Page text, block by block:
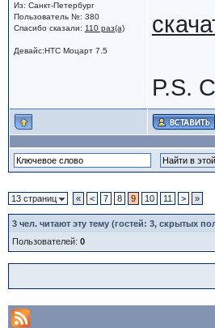
Из: Санкт-Петербург
Пользователь №: 380
Спасибо сказали: 110 раз(а)
Девайс:HTC Моцарт 7.5
P.S.
13 страниц « < 7 8 9 10 11 > »
3чел. читают эту тему (гостей: 3, скрытых
Пользователей: 0